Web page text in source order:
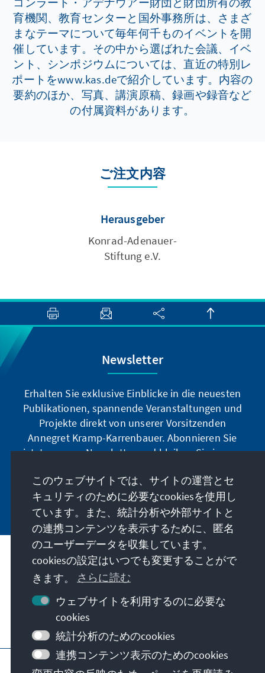
育機関、教育センターと国外事務所は、さまざ
まなテーマについて毎年何千ものイベントを開
催しています。その中から選ばれた会議、イベ
ント、シンポジウムについては、直近の特別レ
ポートをwww.kas.deで紹介しています。内容の
要約のほか、写真、講演原稿、録画や録音など
の付属資料があります。
ご注文内容
Herausgeber
Konrad-Adenauer-
Stiftung e.V.
Newsletter
Erhalten Sie exklusive Einblicke in die neuesten
Publikationen, spannende Veranstaltungen und
Projekte direkt von unserer Vorsitzenden
Annegret Kramp-Karrenbauer. Abonnieren Sie
jetzt unseren Newsletter und bleiben Sie immer
Jetzt abonnieren
私たちのミッション
お問い合わせ
こちらもご覧ください
当サイトについて
プライバシーポリシー
このウェブサイトでは、サイトの運営とセ
キュリティのために必要なcookiesを使用し
ています。また、統計分析や外部サイトと
の連携コンテンツを表示するために、匿名
のユーザーデータを収集しています。
cookiesの設定はいつでも変更することがで
きます。 さらに読む
ウェブサイトを利用するのに必要な
cookies
統計分析のためのcookies
連携コンテンツ表示のためのcookies